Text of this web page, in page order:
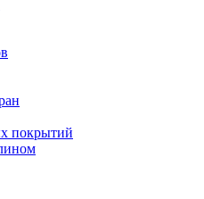
покрытий